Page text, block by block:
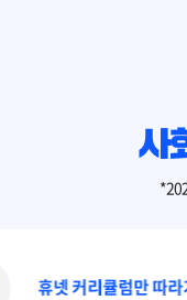
휴넷 커리큘럼만 따